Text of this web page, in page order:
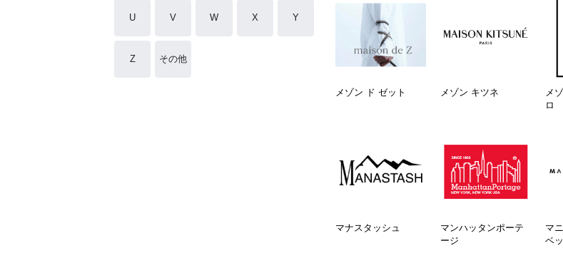
U V W X Y
Z その他
メゾン ド ゼット メゾン キツネ
メ
ロ
マナスタッシュ
マンハッタンポーテ
ージ
マ
ベ